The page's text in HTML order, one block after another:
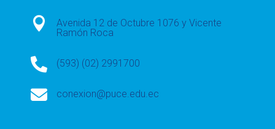

Avenida 12 de Octubre 1076 y Vicente
Ramón Roca
 (593) (02) 2991700
 conexion@puce.edu.ec